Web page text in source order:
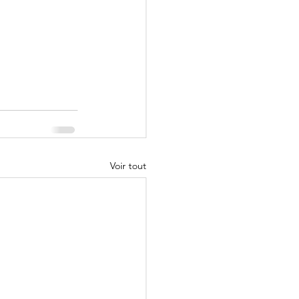
Voir tout